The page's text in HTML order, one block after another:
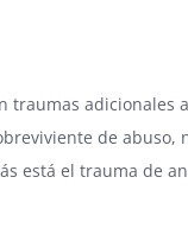
traumas adicionales
de abuso,
está el trauma de